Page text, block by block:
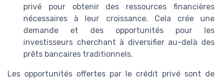
privé pour obtenir des ressources financières
nécessaires à leur croissance. Cela crée une
demande et des opportunités pour les
investisseurs cherchant à diversifier au-delà des
prêts bancaires traditionnels.
Les opportunités offertes par le crédit privé sont de